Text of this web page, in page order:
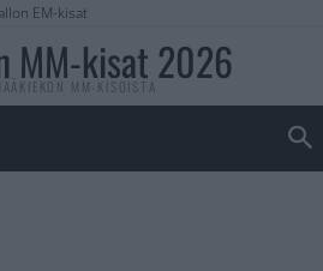
EM-kisat
MM-kisat 2026
MM-KISOISTA